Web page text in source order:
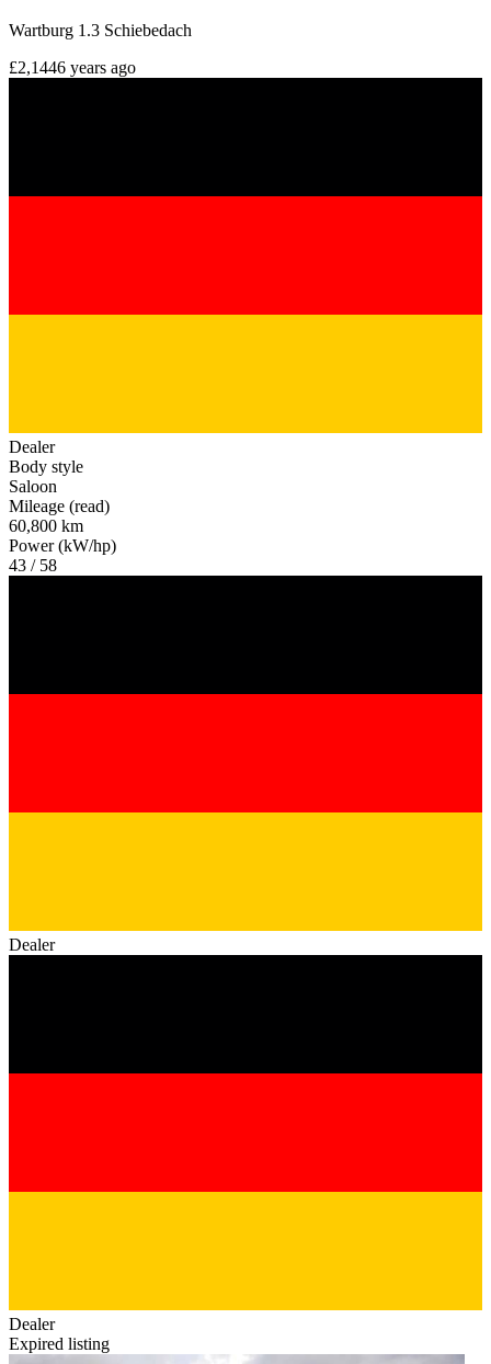
Wartburg 1.3 Schiebedach
£2,1446 years ago
Dealer
Body style
Saloon
Mileage (read)
60,800 km
Power (kW/hp)
43 / 58
Dealer
Dealer
Expired listing